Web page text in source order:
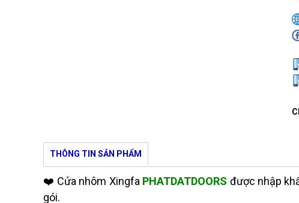
THÔNG TIN SẢN PHẨM
❤️ Cửa nhôm Xingfa PHATDATDOORS được nhập
gói.